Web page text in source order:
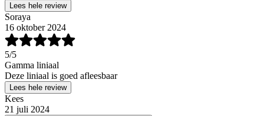
Lees hele review
Soraya
16 oktober 2024
5/5
Gamma liniaal
Deze liniaal is goed afleesbaar
Lees hele review
Kees
21 juli 2024